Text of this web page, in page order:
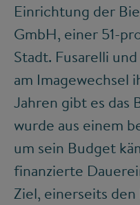
Einrichtung der
GmbH, einer 51-
Stadt. Fusarelli
am Imagewechsel
Jahren gibt es das
wurde aus einem
um sein Budget
finanzierte
Ziel, einerseits